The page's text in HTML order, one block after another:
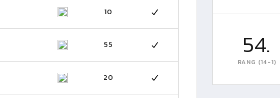
10
55
20
54.
RANG (14-1)